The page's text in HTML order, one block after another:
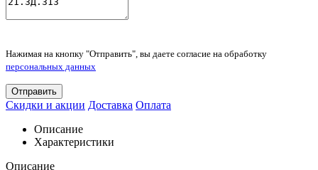
Нажимая на кнопку "Отправить", вы даете согласие на обработку
персональных данных
Отправить
Скидки и акции Доставка Оплата
Описание
Характеристики
Описание